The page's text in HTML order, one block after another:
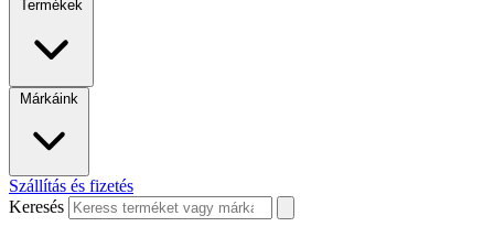
Termékek
Márkáink
Szállítás és fizetés
Keresés